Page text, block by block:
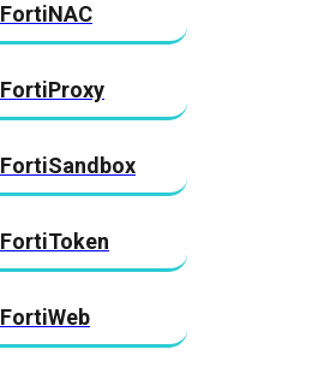
FortiNAC
FortiProxy
FortiSandbox
FortiToken
FortiWeb